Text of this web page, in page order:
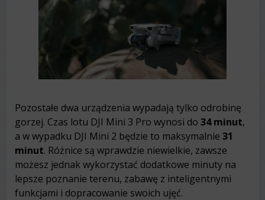
Pozostałe dwa urządzenia wypadają tylko odrobinę
gorzej. Czas lotu DJI Mini 3 Pro wynosi do 34 minut,
a w wypadku DJI Mini 2 będzie to maksymalnie 31
minut. Różnice są wprawdzie niewielkie, zawsze
możesz jednak wykorzystać dodatkowe minuty na
lepsze poznanie terenu, zabawę z inteligentnymi
funkcjami i dopracowanie swoich ujęć.